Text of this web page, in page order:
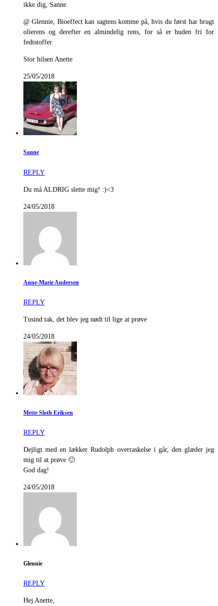
ikke dig, Sanne.
@ Glennie, Bioeffect kan sagtens komme på, hvis du først har brugt
olierens og derefter en almindelig rens, for så er huden fri for
fedtstoffer.
Stor hilsen Anette
25/05/2018
Sanne
REPLY
Du må ALDRIG slette mig! :)<3
24/05/2018
Anne-Marie Andersen
REPLY
Tusind tak, det blev jeg nødt til lige at prøve
24/05/2018
Mette Sloth Eriksen
REPLY
Dejligt med en lækker Rudolph overraskelse i går, den glæder jeg
mig til at prøve 🙂
God dag!
24/05/2018
Glennie
REPLY
Hej Anette,